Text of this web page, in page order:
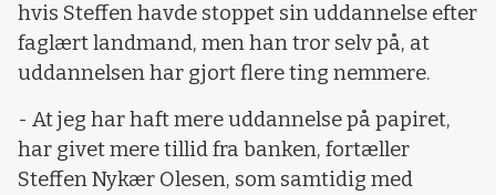
hvis Steffen havde stoppet sin uddannelse efter
faglært landmand, men han tror selv på, at
uddannelsen har gjort flere ting nemmere.
- At jeg har haft mere uddannelse på papiret,
har givet mere tillid fra banken, fortæller
Steffen Nykær Olesen, som samtidig med